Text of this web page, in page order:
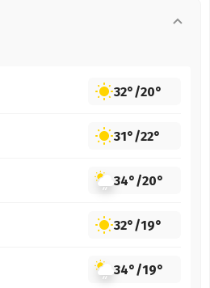
32°/20°
31°/22°
34°/20°
32°/19°
34°/19°